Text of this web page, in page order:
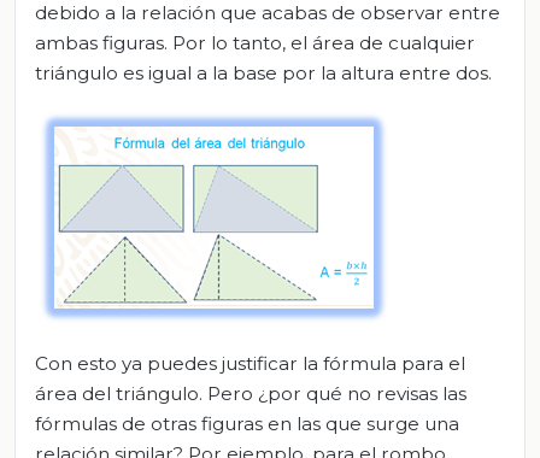
debido a la relación que acabas de observar entre
ambas figuras. Por lo tanto, el área de cualquier
triángulo es igual a la base por la altura entre dos.
Con esto ya puedes justificar la fórmula para el
área del triángulo. Pero ¿por qué no revisas las
fórmulas de otras figuras en las que surge una